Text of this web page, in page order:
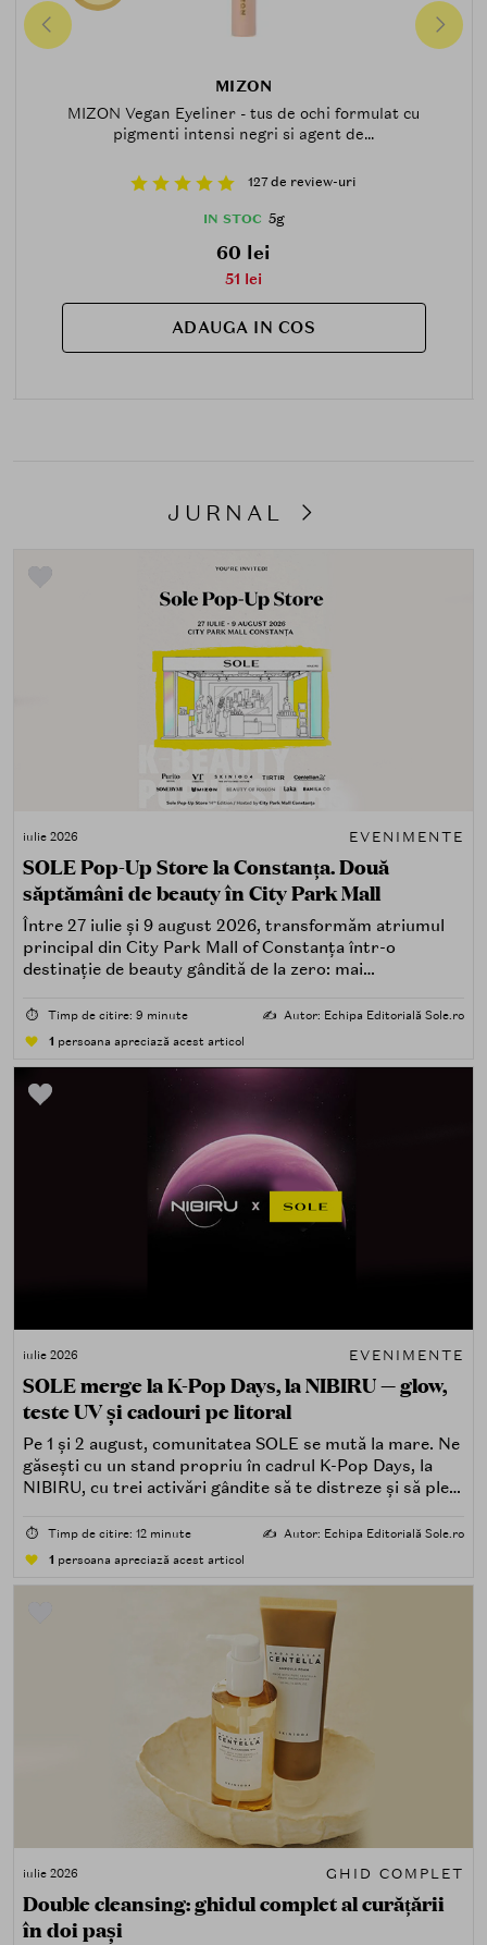
MIZON
MIZON Vegan Eyeliner - tus de ochi formulat cu
pigmenti intensi negri si agent de...
127 de review-uri
IN STOC 5g
60 lei
51 lei
ADAUGA IN COS
JURNAL
iulie 2026 EVENIMENTE
SOLE Pop-Up Store la Constanța. Două
săptămâni de beauty în City Park Mall
Între 27 iulie și 9 august 2026, transformăm atriumul
principal din City Park Mall of Constanța într-o
destinație de beauty gândită de la zero: mai
care îți place, de fapt, să descoperi produse — testând,
atingând, comparând, întrebând.
⏱️ Timp de citire: 9 minute ✍️ Autor: Echipa Editorială Sole.ro
1 persoana apreciază acest articol
iulie 2026 EVENIMENTE
SOLE merge la K-Pop Days, la NIBIRU — glow,
teste UV și cadouri pe litoral
Pe 1 și 2 august, comunitatea SOLE se mută la mare. Ne
găsești cu un stand propriu în cadrul K-Pop Days, la
NIBIRU, cu trei activări gândite să te distreze și să pleci
⏱️ Timp de citire: 12 minute ✍️ Autor: Echipa Editorială Sole.ro
1 persoana apreciază acest articol
iulie 2026 GHID COMPLET
Double cleansing: ghidul complet al curățării
în doi pași